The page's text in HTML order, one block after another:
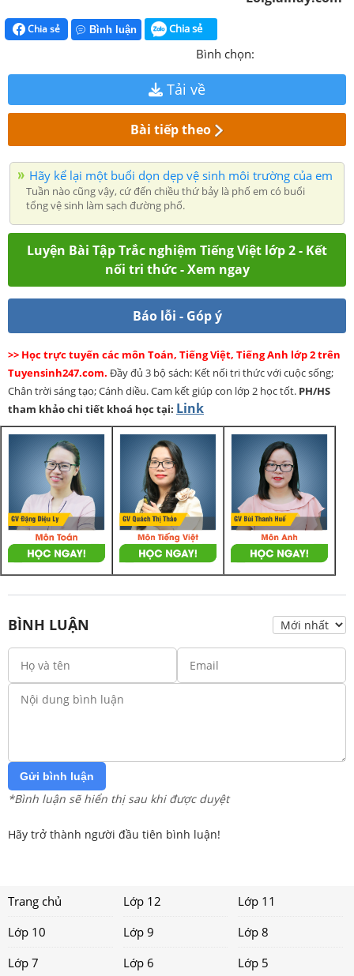
Chia sẻ Bình luận Chia sẻ
Bình chọn:
Tải về
Bài tiếp theo
Hãy kể lại một buổi dọn dẹp vệ sinh môi trường của em
Tuần nào cũng vậy, cứ đến chiều thứ bảy là phố em có buổi
tổng vệ sinh làm sạch đường phố.
Luyện Bài Tập Trắc nghiệm Tiếng Việt lớp 2 - Kết
nối tri thức - Xem ngay
Báo lỗi - Góp ý
>> Học trực tuyến các môn Toán, Tiếng Việt, Tiếng Anh lớp 2 trên
Tuyensinh247.com. Đầy đủ 3 bộ sách: Kết nối tri thức với cuộc sống;
Chân trời sáng tạo; Cánh diều. Cam kết giúp con lớp 2 học tốt. PH/HS
tham khảo chi tiết khoá học tại: Link
BÌNH LUẬN
Gửi bình luận
*Bình luận sẽ hiển thị sau khi được duyệt
Hãy trở thành người đầu tiên bình luận!
Trang chủ Lớp 12
Lớp 11
Lớp 10
Lớp 9
Lớp 8
Lớp 7
Lớp 6 Lớp 5